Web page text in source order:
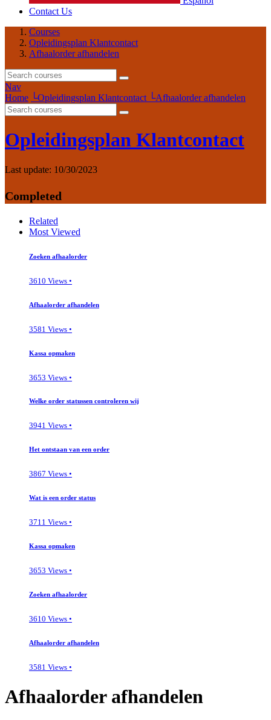
Contact Us
Courses
Opleidingsplan Klantcontact
Afhaalorder afhandelen
Nav
Home └Opleidingsplan Klantcontact └Afhaalorder afhandelen
Opleidingsplan Klantcontact
Last update: 10/30/2023
Completed
Related
Most Viewed
Zoeken afhaalorder
3610 Views •
Afhaalorder afhandelen
3581 Views •
Kassa opmaken
3653 Views •
Welke order statussen controleren wij
3941 Views •
Het ontstaan van een order
3867 Views •
Wat is een order status
3711 Views •
Kassa opmaken
3653 Views •
Zoeken afhaalorder
3610 Views •
Afhaalorder afhandelen
3581 Views •
Afhaalorder afhandelen